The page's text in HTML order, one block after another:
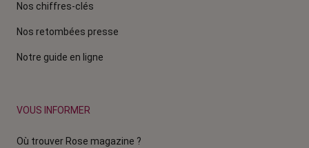
Nos chiffres-clés
Nos retombées presse
Notre guide en ligne
VOUS INFORMER
Où trouver Rose magazine ?